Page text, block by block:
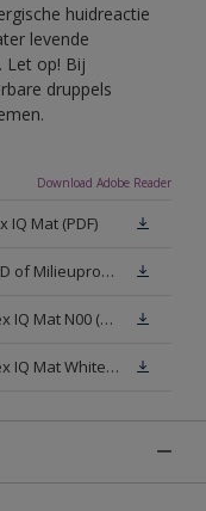
huidreactie
levende
Let op! Bij
druppels
Download Adobe Reader
Mat (PDF)
Sikkens Exterior Wall Paints A - EPD of Milieuproductverklaring
Veiligheidsinformatieblad Alphatex IQ Mat N00 (MSDS)
Veiligheidsinformatieblad Alphatex IQ Mat White W05 (MSDS)